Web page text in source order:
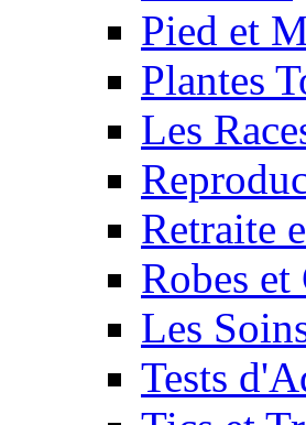
Pied et
Plantes
Les
Retraite
Robes et
Les
Tests